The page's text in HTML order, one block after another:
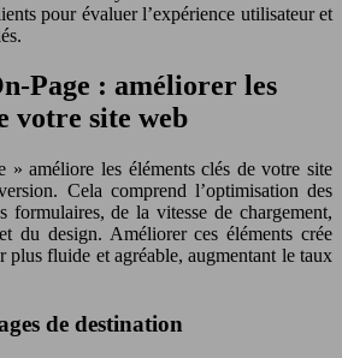
pour évaluer l’expérience utilisateur et
Page : améliorer les
votre site web
» améliore les éléments clés de votre site
Cela comprend l’optimisation des
formulaires, de la vitesse de chargement,
du design. Améliorer ces éléments crée
plus fluide et agréable, augmentant le taux
de destination